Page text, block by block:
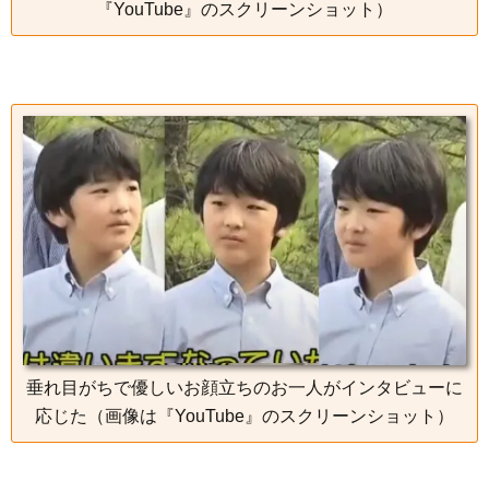
『YouTube』のスクリーンショット）
垂れ目がちで優しいお顔立ちのお一人がインタビューに
応じた（画像は『YouTube』のスクリーンショット）